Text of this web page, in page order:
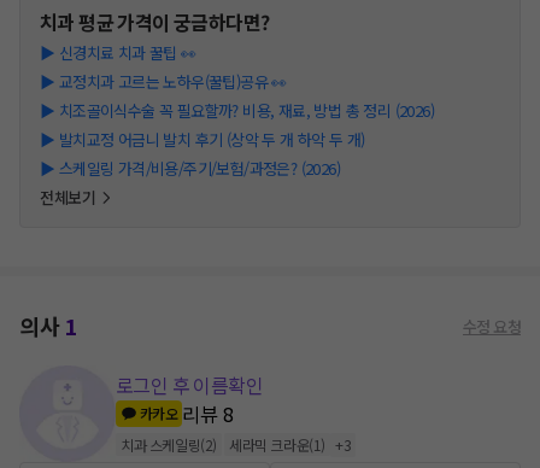
치과평균 가격이 궁금하다면?
▶ 신경치료 치과 꿀팁 👀
▶ 교정치과 고르는 노하우(꿀팁)공유 👀
▶ 치조골이식수술 꼭 필요할까? 비용, 재료, 방법 총 정리 (2026)
▶ 발치교정 어금니 발치 후기 (상악 두 개 하악 두 개)
▶ 스케일링 가격/비용/주기/보험/과정은? (2026)
전체보기
의사1 수정 요청
로그인 후 이름확인
카카오 리뷰8
치과 스케일링(2) 세라믹 크라운(1) +3